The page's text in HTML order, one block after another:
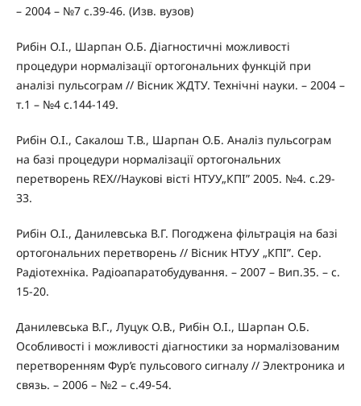
– 2004 – №7 с.39-46. (Изв. вузов)
Рибін О.І., Шарпан О.Б. Діагностичні можливості
процедури нормалізації ортогональних функцій при
аналізі пульсограм // Вісник ЖДТУ. Технічні науки. – 2004 –
т.1 – №4 с.144-149.
Рибін О.І., Сакалош Т.В., Шарпан О.Б. Аналіз пульсограм
на базі процедури нормалізації ортогональних
перетворень REX//Наукові вісті НТУУ„КПІ” 2005. №4. с.29-
33.
Рибін О.І., Данилевська В.Г. Погоджена фільтрація на базі
ортогональних перетворень // Вісник НТУУ „КПІ”. Сер.
Радіотехніка. Радіоапаратобудування. – 2007 – Вип.35. – с.
15-20.
Данилевська В.Г., Луцук О.В., Рибін О.І., Шарпан О.Б.
Особливості і можливості діагностики за нормалізованим
перетворенням Фур’є пульсового сигналу // Электроника и
связь. – 2006 – №2 – с.49-54.